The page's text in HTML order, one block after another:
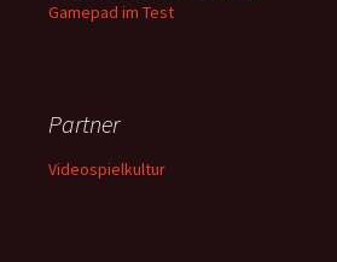
Gamepad im Test
Partner
Videospielkultur